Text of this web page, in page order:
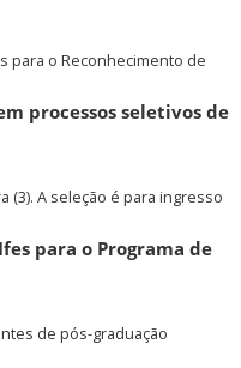
para o Reconhecimento de
processos seletivos de
(3). A seleção é para ingresso
para o Programa de
de pós-graduação